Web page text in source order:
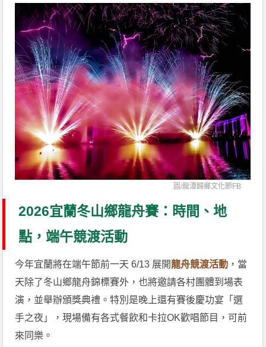
圖/龍潭歸鄉文化節FB
2026宜蘭冬山鄉龍舟賽：時間、地
點，端午競渡活動
今年宜蘭將在端午節前一天 6/13 展開龍舟競渡活動 ，當
天除了冬山鄉龍舟錦標賽外，也將邀請各村團體到場表
演，並舉辦頒獎典禮。特別是晚上還有賽後慶功宴「選
手之夜」，現場備有各式餐飲和卡拉OK歡唱節目，可前
來同樂。